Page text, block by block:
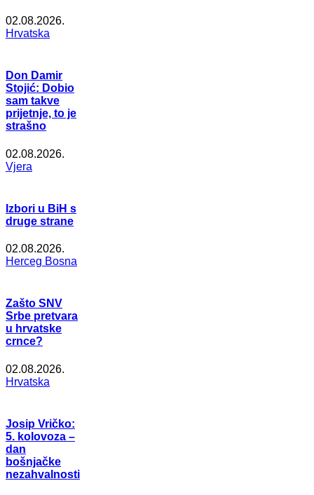
02.08.2026.
Hrvatska
Don Damir
Stojić: Dobio
sam takve
prijetnje, to je
strašno
02.08.2026.
Vjera
Izbori u BiH s
druge strane
02.08.2026.
Herceg Bosna
Zašto SNV
Srbe pretvara
u hrvatske
crnce?
02.08.2026.
Hrvatska
Josip Vričko:
5. kolovoza –
dan
bošnjačke
nezahvalnosti